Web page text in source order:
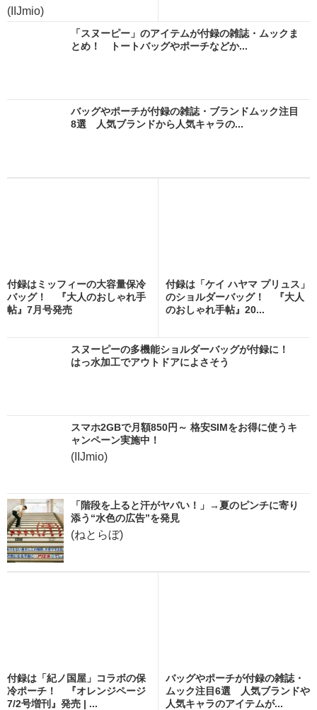
(IIJmio)
「スヌーピー」のアイテムが付録の雑誌・ムックま
とめ！ トートバッグやポーチなどか...
バッグやポーチが付録の雑誌・ブランドムック注目
8選 人気ブランドから人気キャラの...
付録はミッフィーの大容量保冷
バッグ！ 『大人のおしゃれ手
帖』7月号発売
付録は「ケイ ハヤマ プリュス」
のショルダーバッグ！ 『大人
のおしゃれ手帖』20...
スヌーピーの多機能ショルダーバッグが付録に！
はっ水加工でアウトドアによさそう
スマホ2GBで月額850円～ 格安SIMをお得に使うキ
ャンペーン実施中！
(IIJmio)
「階段を上ると汗がヤバい！」→夏のピンチに寄り
添う“水色の広告”を発見
(ねとらぼ)
付録は「紀ノ国屋」コラボの保
冷ポーチ！ 『オレンジページ
7/2号増刊』発売 | ...
バッグやポーチが付録の雑誌・
ムック注目6選 人気ブランドや
人気キャラのアイテムが...